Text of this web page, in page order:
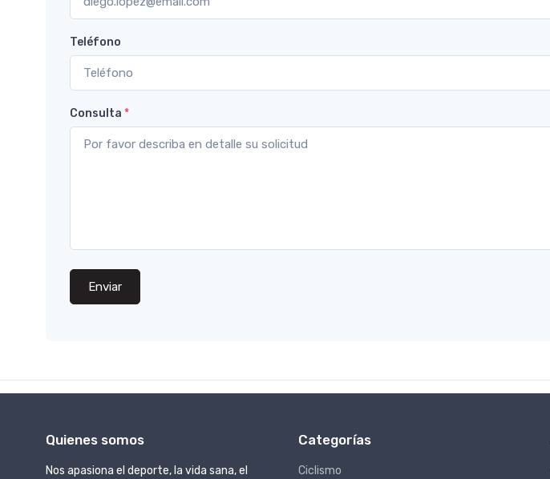
Teléfono
Consulta *
Enviar
Quienes somos
Nos apasiona el deporte, la vida sana, el
Categorías
Ciclismo